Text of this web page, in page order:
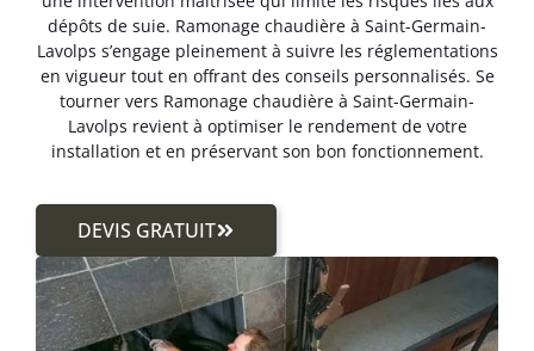
dépôts de suie. Ramonage chaudière à Saint-Germain-
Lavolps s’engage pleinement à suivre les réglementations
en vigueur tout en offrant des conseils personnalisés. Se
tourner vers Ramonage chaudière à Saint-Germain-
Lavolps revient à optimiser le rendement de votre
installation et en préservant son bon fonctionnement.
DEVIS GRATUIT